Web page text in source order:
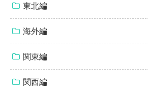
東北編
海外編
関東編
関西編